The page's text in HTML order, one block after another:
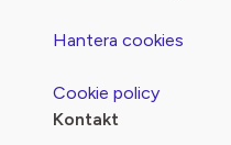
Hantera cookies
Cookie policy
Kontakt